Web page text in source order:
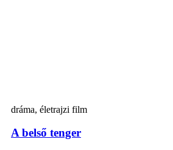
dráma, életrajzi film
A belső tenger